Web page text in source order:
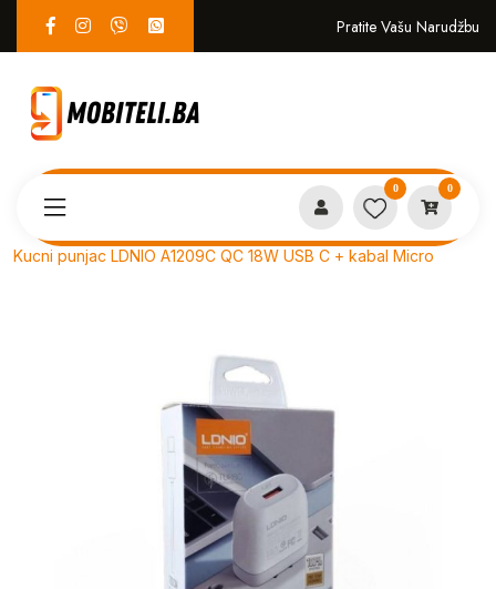
Pratite Vašu Narudžbu
0 0
Kucni punjac LDNIO A1209C QC 18W USB C + kabal Micro